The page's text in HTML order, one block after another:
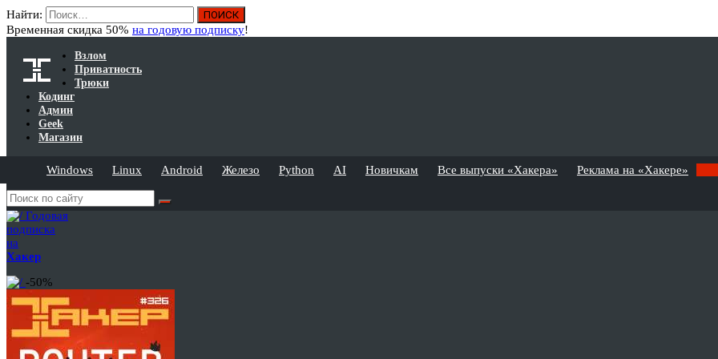
Найти:
Временная скидка 50% на годовую подписку!
Взлом
Приватность
Трюки
Кодинг
Админ
Geek
Магазин
Windows Linux Android Железо Python AI Новичкам Все выпуски «Хакера» Реклама на «Хакере»
Годовая
подписка
на
Хакер
-50%